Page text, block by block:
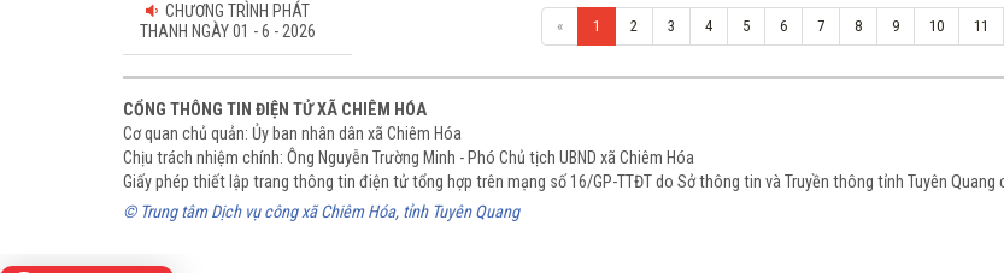
CHƯƠNG TRÌNH PHÁT
THANH NGÀY 01 - 6 - 2026
« 1 2 3 4 5 6 7 8 9 10 11
CỔNG THÔNG TIN ĐIỆN TỬ XÃ CHIÊM HÓA
Cơ quan chủ quản: Ủy ban nhân dân xã Chiêm Hóa
Chịu trách nhiệm chính: Ông Nguyễn Trường Minh - Phó Chủ tịch UBND xã Chiêm Hóa
Giấy phép thiết lập trang thông tin điện tử tổng hợp trên mạng số 16/GP-TTĐT do Sở thông tin và Truyền thông tỉnh Tuyên Quang
© Trung tâm Dịch vụ công xã Chiêm Hóa, tỉnh Tuyên Quang